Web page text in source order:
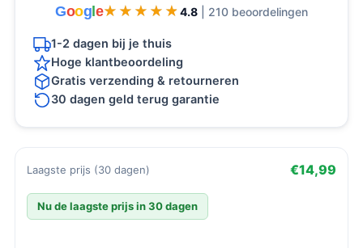
Goog e★★★★★
★★★★★ 4.8 | 210 beoordelingen
1-2 dagen bij je thuis
Hoge klantbeoordeling
Gratis verzending & retourneren
30 dagen geld terug garantie
Laagste prijs (30 dagen) €14,99
Nu de laagste prijs in 30 dagen